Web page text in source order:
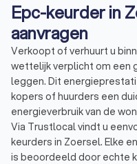
Epc-keurder in
aanvragen
Verkoopt of verhuurt u
wettelijk verplicht om een
leggen. Dit
kopers of huurders een
energieverbruik van de
Via Trustlocal vindt u
keurders in Zoersel. Elke
is beoordeeld door echte